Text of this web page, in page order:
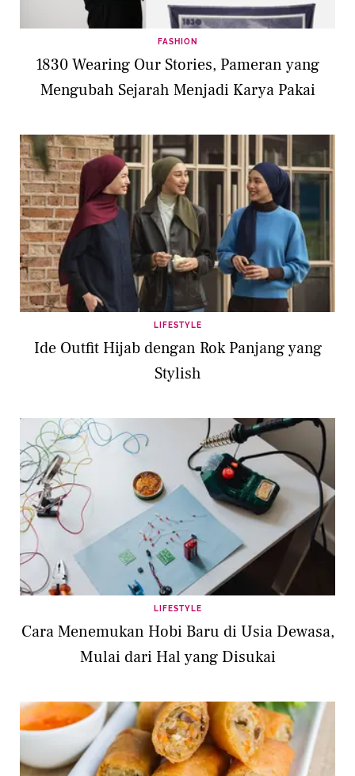
FASHION
1830 Wearing Our Stories, Pameran yang
Mengubah Sejarah Menjadi Karya Pakai
LIFESTYLE
Ide Outfit Hijab dengan Rok Panjang yang
Stylish
LIFESTYLE
Cara Menemukan Hobi Baru di Usia Dewasa,
Mulai dari Hal yang Disukai